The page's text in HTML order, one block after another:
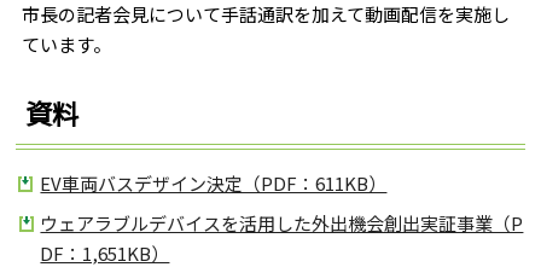
市長の記者会見について手話通訳を加えて動画配信を実施し
ています。
資料
EV車両バスデザイン決定（PDF：611KB）
ウェアラブルデバイスを活用した外出機会創出実証事業（P
DF：1,651KB）